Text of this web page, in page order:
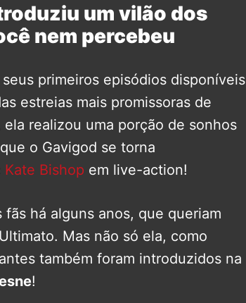
um vilão dos
nem percebeu
primeiros episódios disponíveis
estreias mais promissoras de
realizou uma porção de sonhos
o Gavigod se torna
Kate Bishop em live-action!
há alguns anos, que queriam
Mas não só ela, como
também foram introduzidos na
!